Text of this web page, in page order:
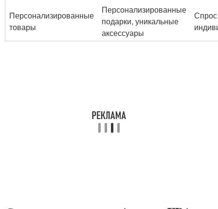
Персонализированные
товары
Персонализированные
подарки, уникальные
аксессуары